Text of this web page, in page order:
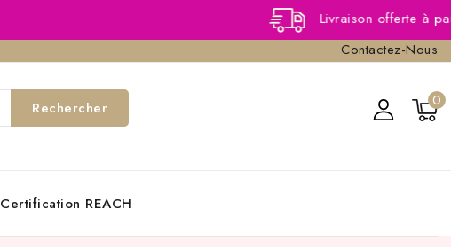
Livraison offerte à partir de
Contactez-Nous
0
Rechercher
Certification REACH